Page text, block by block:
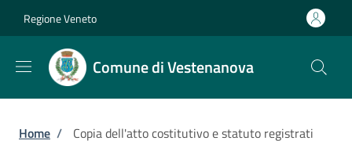
Regione Veneto
Comune di Vestenanova
Briciole di pane
Home / Copia dell'atto costitutivo e statuto registrati